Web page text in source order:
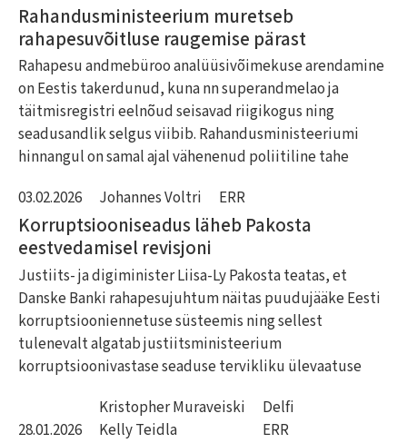
Rahandusministeerium muretseb
rahapesuvõitluse raugemise pärast
Rahapesu andmebüroo analüüsivõimekuse arendamine
on Eestis takerdunud, kuna nn superandmelao ja
täitmisregistri eelnõud seisavad riigikogus ning
seadusandlik selgus viibib. Rahandusministeeriumi
hinnangul on samal ajal vähenenud poliitiline tahe
03.02.2026 Johannes Voltri ERR
Korruptsiooniseadus läheb Pakosta
eestvedamisel revisjoni
Justiits- ja digiminister Liisa-Ly Pakosta teatas, et
Danske Banki rahapesujuhtum näitas puudujääke Eesti
korruptsiooniennetuse süsteemis ning sellest
tulenevalt algatab justiitsministeerium
korruptsioonivastase seaduse tervikliku ülevaatuse
28.01.2026
Kristopher Muraveiski
Kelly Teidla
Delfi
ERR